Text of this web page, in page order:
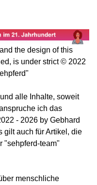
the design of this
is under strict © 2022
alle Inhalte, soweit
ich das
- 2026 by Gebhard
gilt auch für Artikel, die
"sehpferd-team"
menschliche